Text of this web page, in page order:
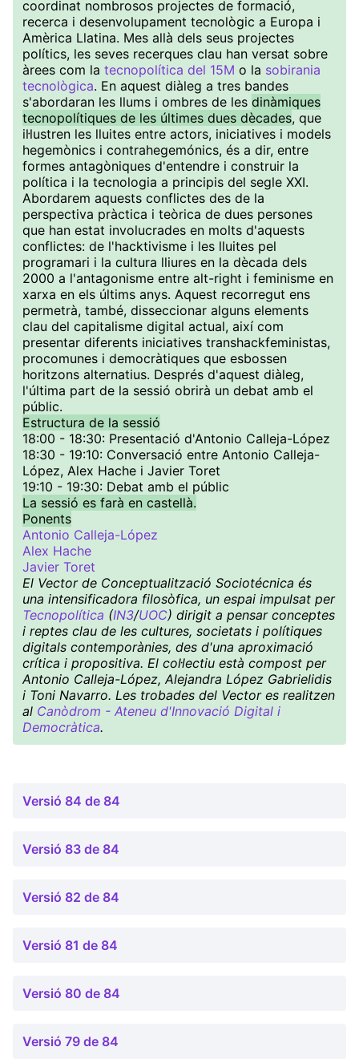
coordinat nombrosos projectes de formació,
recerca i desenvolupament tecnològic a Europa i
Amèrica Llatina. Mes allà dels seus projectes
polítics, les seves recerques clau han versat sobre
àrees com la tecnopolítica del 15M o la sobirania
tecnològica. En aquest diàleg a tres bandes
s'abordaran les llums i ombres de les dinàmiques
tecnopolítiques de les últimes dues dècades, que
il·lustren les lluites entre actors, iniciatives i models
hegemònics i contrahegemónics, és a dir, entre
formes antagòniques d'entendre i construir la
política i la tecnologia a principis del segle XXI.
Abordarem aquests conflictes des de la
perspectiva pràctica i teòrica de dues persones
que han estat involucrades en molts d'aquests
conflictes: de l'hacktivisme i les lluites pel
programari i la cultura lliures en la dècada dels
2000 a l'antagonisme entre alt-right i feminisme en
xarxa en els últims anys. Aquest recorregut ens
permetrà, també, disseccionar alguns elements
clau del capitalisme digital actual, així com
presentar diferents iniciatives transhackfeministas,
procomunes i democràtiques que esbossen
horitzons alternatius. Després d'aquest diàleg,
l'última part de la sessió obrirà un debat amb el
públic.
Estructura de la sessió
18:00 - 18:30: Presentació d'Antonio Calleja-López
18:30 - 19:10: Conversació entre Antonio Calleja-
López, Alex Hache i Javier Toret
19:10 - 19:30: Debat amb el públic
La sessió es farà en castellà.
Ponents
Antonio Calleja-López
Alex Hache
Javier Toret
El Vector de Conceptualització Sociotécnica és
una intensificadora filosòfica, un espai impulsat per
Tecnopolítica (IN3/UOC) dirigit a pensar conceptes
i reptes clau de les cultures, societats i polítiques
digitals contemporànies, des d'una aproximació
crítica i propositiva. El col·lectiu està compost per
Antonio Calleja-López, Alejandra López Gabrielidis
i Toni Navarro. Les trobades del Vector es realitzen
al Canòdrom - Ateneu d'Innovació Digital i
Democràtica.
Versió 84 de 84
Versió 83 de 84
Versió 82 de 84
Versió 81 de 84
Versió 80 de 84
Versió 79 de 84